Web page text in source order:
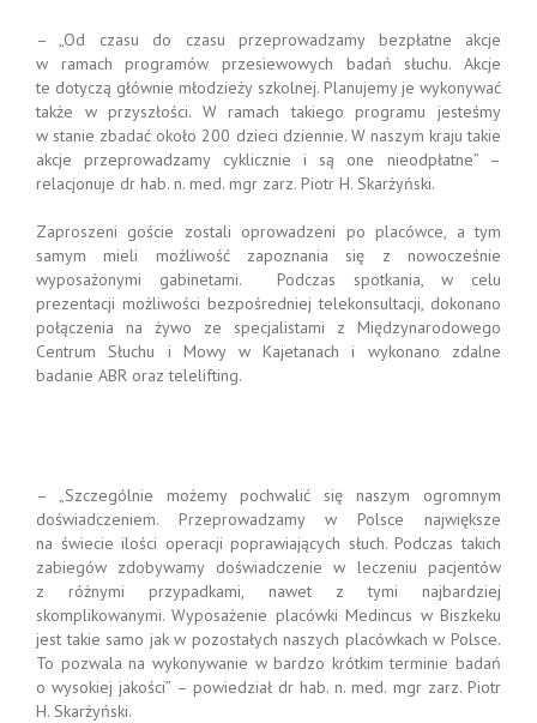
– „Od czasu do czasu przeprowadzamy bezpłatne akcje
w ramach programów przesiewowych badań słuchu. Akcje
te dotyczą głównie młodzieży szkolnej. Planujemy je wykonywać
także w przyszłości. W ramach takiego programu jesteśmy
w stanie zbadać około 200 dzieci dziennie. W naszym kraju takie
akcje przeprowadzamy cyklicznie i są one nieodpłatne” –
relacjonuje dr hab. n. med. mgr zarz. Piotr H. Skarżyński.
Zaproszeni goście zostali oprowadzeni po placówce, a tym
samym mieli możliwość zapoznania się z nowocześnie
wyposażonymi gabinetami. Podczas spotkania, w celu
prezentacji możliwości bezpośredniej telekonsultacji, dokonano
połączenia na żywo ze specjalistami z Międzynarodowego
Centrum Słuchu i Mowy w Kajetanach i wykonano zdalne
badanie ABR oraz telelifting.
– „Szczególnie możemy pochwalić się naszym ogromnym
doświadczeniem. Przeprowadzamy w Polsce największe
na świecie ilości operacji poprawiających słuch. Podczas takich
zabiegów zdobywamy doświadczenie w leczeniu pacjentów
z różnymi przypadkami, nawet z tymi najbardziej
skomplikowanymi. Wyposażenie placówki Medincus w Biszkeku
jest takie samo jak w pozostałych naszych placówkach w Polsce.
To pozwala na wykonywanie w bardzo krótkim terminie badań
o wysokiej jakości” – powiedział dr hab. n. med. mgr zarz. Piotr
H. Skarżyński.